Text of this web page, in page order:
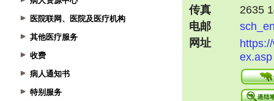
医院联网、医院及医疗机构
其他医疗服务
收费
病人通知书
特别服务